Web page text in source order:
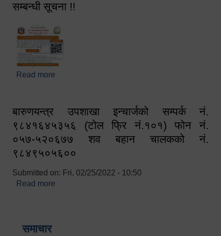
सम्बन्धी सूचना !!
Read more
बारुणयन्त्र उपशाखा इन्चार्जको सम्पर्क नं.
९८४१६४५३५६ (टोल फ्रि नं.१०१) फोन नं.
०५७-५२०६७७ शव बहान चालकको नं.
९८४९५०५६००
Submitted on: Fri, 02/25/2022 - 10:50
Read more
समाचार